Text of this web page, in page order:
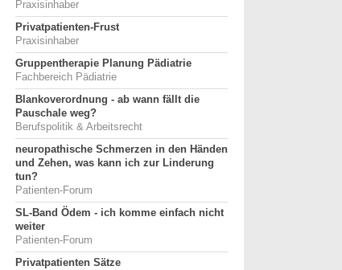
Praxisinhaber
Privatpatienten-Frust
Praxisinhaber
Gruppentherapie Planung Pädiatrie
Fachbereich Pädiatrie
Blankoverordnung - ab wann fällt die
Pauschale weg?
Berufspolitik & Arbeitsrecht
neuropathische Schmerzen in den Händen
und Zehen, was kann ich zur Linderung
tun?
Patienten-Forum
SL-Band Ödem - ich komme einfach nicht
weiter
Patienten-Forum
Privatpatienten Sätze